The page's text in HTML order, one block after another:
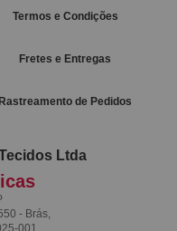
Termos e Condições
Fretes e Entregas
Rastreamento de Pedidos
Ltda
- Brás,
001